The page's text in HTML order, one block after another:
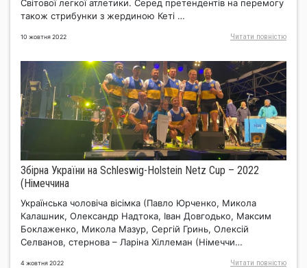
Світової легкої атлетики. Серед претендентів на перемогу
також стрибунки з жердиною Кеті …
10 жовтня 2022 Читати повнiстю
Збірна України на Schleswig-Нolstein Netz Cup – 2022
(Німеччина
Українська чоловіча вісімка (Павло Юрченко, Микола
Калашник, Олександр Надтока, Іван Довгодько, Максим
Боклаженко, Микола Мазур, Сергій Гринь, Олексій
Селванов, стернова – Ларіна Хіллеман (Німеччи…
4 жовтня 2022 Читати повнiстю